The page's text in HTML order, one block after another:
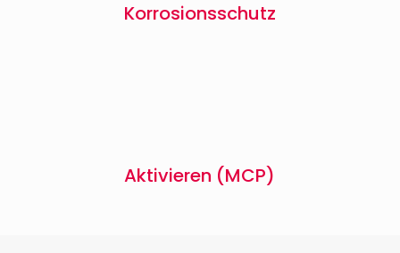
Korrosionsschutz
Aktivieren (MCP)